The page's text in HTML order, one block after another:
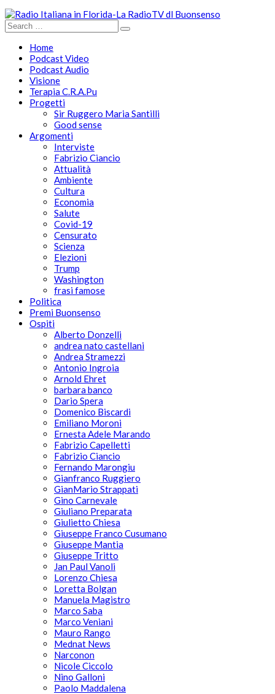
Home
Podcast Video
Podcast Audio
Visione
Terapia C.R.A.Pu
Progetti
Sir Ruggero Maria Santilli
Good sense
Argomenti
Interviste
Fabrizio Ciancio
Attualità
Ambiente
Cultura
Economia
Salute
Covid-19
Censurato
Scienza
Elezioni
Trump
Washington
frasi famose
Politica
Premi Buonsenso
Ospiti
Alberto Donzelli
andrea nato castellani
Andrea Stramezzi
Antonio Ingroia
Arnold Ehret
barbara banco
Dario Spera
Domenico Biscardi
Emiliano Moroni
Ernesta Adele Marando
Fabrizio Capelletti
Fabrizio Ciancio
Fernando Marongiu
Gianfranco Ruggiero
GianMario Strappati
Gino Carnevale
Giuliano Preparata
Giulietto Chiesa
Giuseppe Franco Cusumano
Giuseppe Mantia
Giuseppe Tritto
Jan Paul Vanoli
Lorenzo Chiesa
Loretta Bolgan
Manuela Magistro
Marco Saba
Marco Veniani
Mauro Rango
Mednat News
Narconon
Nicole Ciccolo
Nino Galloni
Paolo Maddalena